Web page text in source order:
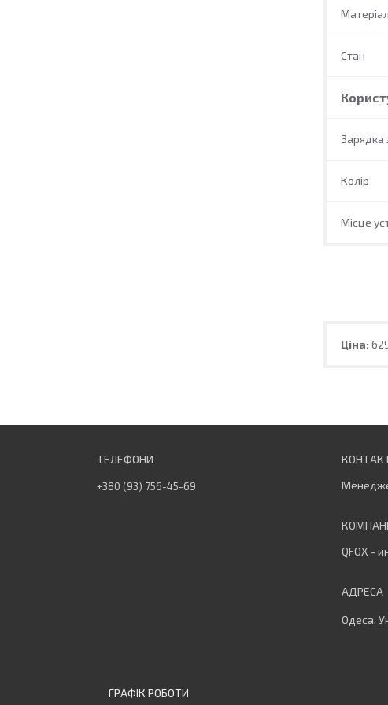
Матеріал
Стан
Зарядка
Колір
Місце
Ціна:
+380 (93) 756-45-69
QFOX -
Одеса,
ГРАФІК РОБОТИ